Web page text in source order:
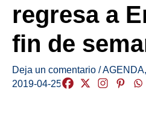
regresa a
fin de
Deja un comentario /AGENDA,
2019-04-25